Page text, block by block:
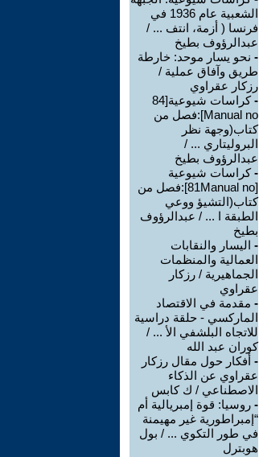
الشعبية عام 1936 في
فرنسا ( أزمة، انتف ... /
عبدالرؤوف بطيخ
- نحو يسار موحد: خارطة
طريق وآفاق عملية /
رزكار عقراوي
-
كراسات شيوعية[84
Manual no]:فصل من
كتاب(وجهة نظر
البروليتاري ... /
عبدالرؤوف بطيخ
-كراسات شيوعية
[81Manual no]:فصل من
كتاب(التشيؤ ووعي
الطبقة ا ... / عبدالرؤوف
بطيخ
- اليسار والنقابات
العمالية والمنظمات
الجماهيرية / رزكار
عقراوي
- مقدمة في الاقتصاد
الماركسي - حلقة دراسية
للاتجاه البلشفي الأ ... /
كوران عبد الله
- أفكار حول مقال رزكار
عقراوي عن الذكاء
الاصطناعي / ك كابس
- روسيا: قوة إمبريالية أم
“إمبراطورية غير مهيمنة
في طور التكوي ... / بول
هوبترل